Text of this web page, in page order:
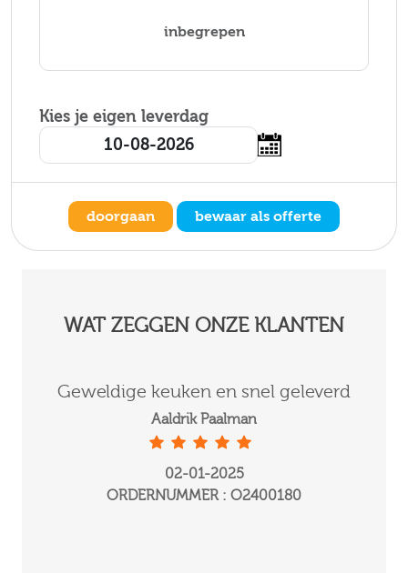
inbegrepen
Kies je eigen leverdag
doorgaan bewaar als offerte
WAT ZEGGEN ONZE KLANTEN
Geweldige keuken en snel geleverd
Aaldrik Paalman
02-01-2025
ORDERNUMMER : O2400180